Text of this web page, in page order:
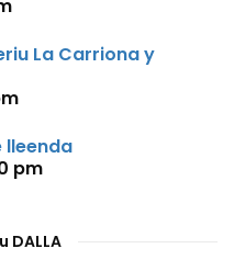
La Carriona y
lleenda
pm
DALLA